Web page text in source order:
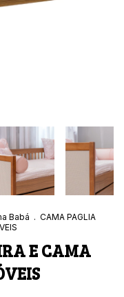
Babá . CAMA PAGLIA
E CAMA